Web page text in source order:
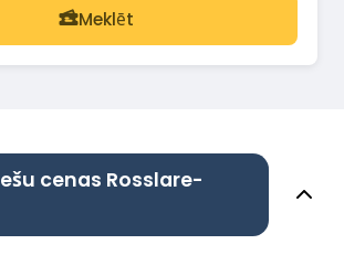
Meklēt
cenas Rosslare-